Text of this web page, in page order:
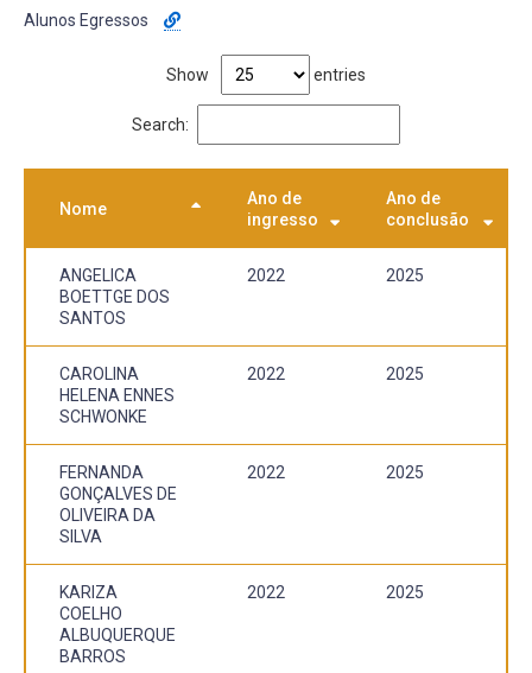
Alunos Egressos
Show entries
Search:
Nome
Ano de
ingresso
Ano de
conclusão
ANGELICA
BOETTGE DOS
SANTOS
2022 2025
CAROLINA
HELENA ENNES
SCHWONKE
2022 2025
FERNANDA
GONÇALVES DE
OLIVEIRA DA
SILVA
2022 2025
KARIZA
COELHO
ALBUQUERQUE
BARROS
2022 2025